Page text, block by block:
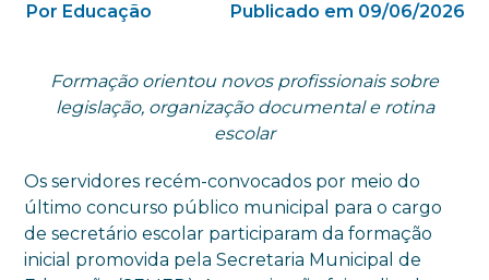
Por Educação Publicado em 09/06/2026
Formação orientou novos profissionais sobre
legislação, organização documental e rotina
escolar
Os servidores recém-convocados por meio do
último concurso público municipal para o cargo
de secretário escolar participaram da formação
inicial promovida pela Secretaria Municipal de